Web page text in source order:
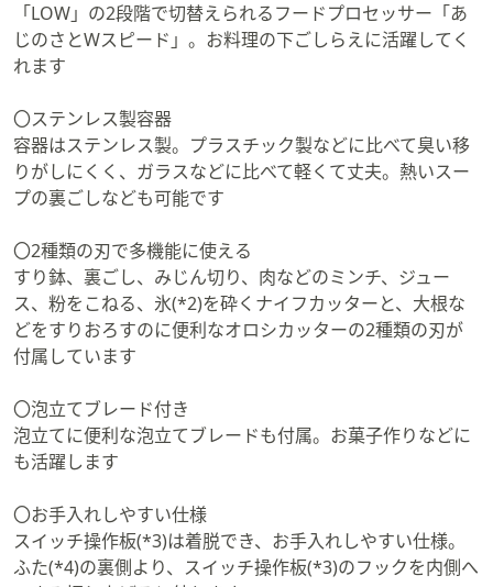
「LOW」の2段階で切替えられるフードプロセッサー「あ
じのさとWスピード」。お料理の下ごしらえに活躍してく
れます
〇ステンレス製容器
容器はステンレス製。プラスチック製などに比べて臭い移
りがしにくく、ガラスなどに比べて軽くて丈夫。熱いスー
プの裏ごしなども可能です
〇2種類の刃で多機能に使える
すり鉢、裏ごし、みじん切り、肉などのミンチ、ジュー
ス、粉をこねる、氷(*2)を砕くナイフカッターと、大根な
どをすりおろすのに便利なオロシカッターの2種類の刃が
付属しています
〇泡立てブレード付き
泡立てに便利な泡立てブレードも付属。お菓子作りなどに
も活躍します
〇お手入れしやすい仕様
スイッチ操作板(*3)は着脱でき、お手入れしやすい仕様。
ふた(*4)の裏側より、スイッチ操作板(*3)のフックを内側へ